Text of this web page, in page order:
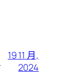
19 11 月,
2024